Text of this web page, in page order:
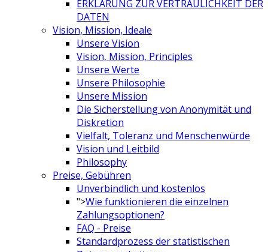
ERKLÄRUNG ZUR VERTRAULICHKEIT DER
DATEN
Vision, Mission, Ideale
Unsere Vision
Vision, Mission, Principles
Unsere Werte
Unsere Philosophie
Unsere Mission
Die Sicherstellung von Anonymität und
Diskretion
Vielfalt, Toleranz und Menschenwürde
Vision und Leitbild
Philosophy
Preise, Gebühren
Unverbindlich und kostenlos
">Wie funktionieren die einzelnen
Zahlungsoptionen?
FAQ - Preise
Standardprozess der statistischen